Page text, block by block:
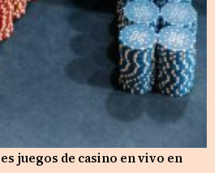
juegos de casino en vivo en